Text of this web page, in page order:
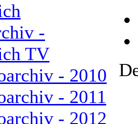
-
TV
- 2010
- 2011
- 2012